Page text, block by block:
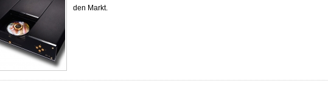
den Markt.